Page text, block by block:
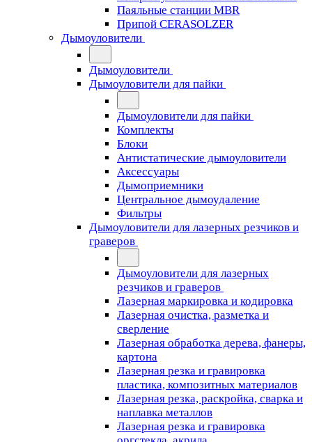
Паяльные станции MBR
Припой CERASOLZER
Дымоуловители
Дымоуловители
Дымоуловители для пайки
Дымоуловители для пайки
Комплекты
Блоки
Антистатические дымоуловители
Аксессуары
Дымоприемники
Центральное дымоудаление
Фильтры
Дымоуловители для лазерных резчиков и
граверов
Дымоуловители для лазерных
резчиков и граверов
Лазерная маркировка и кодировка
Лазерная очистка, разметка и
сверление
Лазерная обработка дерева, фанеры,
картона
Лазерная резка и гравировка
пластика, композитных материалов
Лазерная резка, раскройка, сварка и
наплавка металлов
Лазерная резка и гравировка